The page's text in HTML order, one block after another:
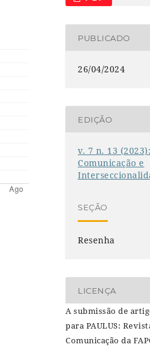
PUBLICADO
26/04/2024
EDIÇÃO
v. 7 n. 13 (2023):
Comunicação e
SEÇÃO
Resenha
LICENÇA
A submissão de
para PAULUS:
Comunicação da